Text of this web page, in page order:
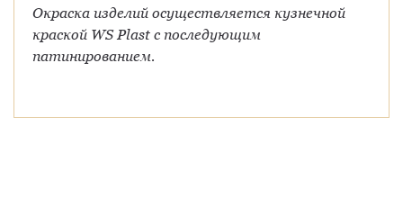
Окраска изделий осуществляется кузнечной
краской WS Plast с последующим
патинированием.